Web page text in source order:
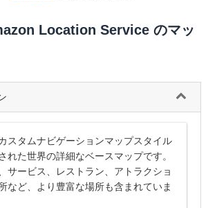
Location Service のマッ
スタムナビゲーションマップスタイル
れた世界の詳細なベースマップです。
サービス、レストラン、アトラクショ
など、より豊富な場所も含まれていま